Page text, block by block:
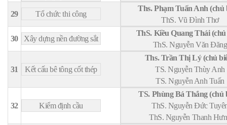
29 Tổ chức thi công
Ths. Phạm Tuấn Anh (chủ
ThS. Vũ Đình Thơ
30 Xây dựng nền đường sắt
ThS. Kiều Quang Thái
ThS. Nguyễn Văn Đăng
31 Kết cấu bê tông cốt thép
Ths. Trần Thị Lý (chủ
TS. Nguyễn Thùy Anh
TS. Nguyễn Anh Tuấn
32 Kiểm định cầu
TS. Phùng Bá Thắng (chủ
ThS. Nguyễn Đức
ThS. Nguyễn Thanh